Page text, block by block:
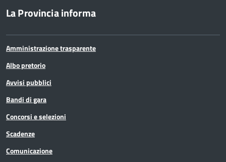
La Provincia informa
Amministrazione trasparente
Albo pretorio
Avvisi pubblici
Bandi di gara
Concorsi e selezioni
Scadenze
Comunicazione